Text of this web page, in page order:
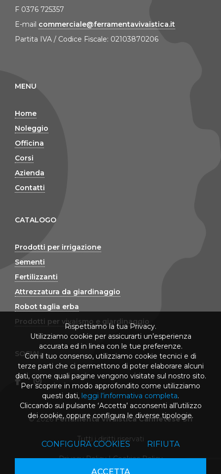
F 0376 725357
E-mail commerciale@ferramentavivaistica.it
Partita IVA / Codice Fiscale: 02103870206
MENU
Home
Noleggio
Officina
Corsi
Azienda
Contatti
CATALOGO
Prodotti per irrigazione
Sementi
Fertilizzanti
Attrezzatura da giardinaggio
Robot taglia erba
Prodotti per vivaismo e giardinaggio
SOCIAL
© 2026Ferramenta Vivaistica Cannetese Srl
Tutti i diritti riservati
Privacy Policy|Cookies Policy
Rispettiamo la tua Privacy.
Utilizziamo cookie per assicurarti un’esperienza
accurata ed in linea con le tue preferenze.
Con il tuo consenso, utilizziamo cookie tecnici e di
terze parti che ci permettono di poter elaborare alcuni
dati, come quali pagine vengono visitate sul nostro sito.
Per scoprire in modo approfondito come utilizziamo
questi dati, leggi l’informativa completa.
Cliccando sul pulsante ‘Accetta’ acconsenti all’utilizzo
dei cookie, oppure configura le diverse tipologie.
CONFIGURA COOKIES RIFIUTA
ACCETTA